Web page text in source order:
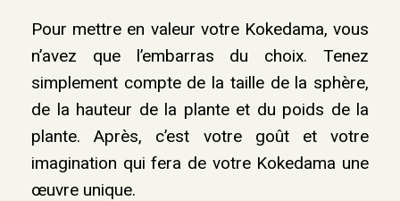
Pour mettre en valeur votre Kokedama, vous
n’avez que l’embarras du choix. Tenez
simplement compte de la taille de la sphère,
de la hauteur de la plante et du poids de la
plante. Après, c’est votre goût et votre
imagination qui fera de votre Kokedama une
œuvre unique.